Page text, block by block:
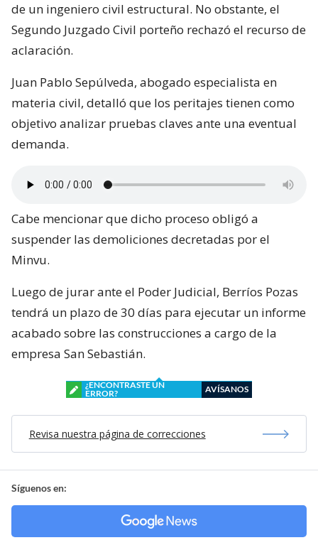
de un ingeniero civil estructural. No obstante, el
Segundo Juzgado Civil porteño rechazó el recurso de
aclaración.
Juan Pablo Sepúlveda, abogado especialista en
materia civil, detalló que los peritajes tienen como
objetivo analizar pruebas claves ante una eventual
demanda.
Cabe mencionar que dicho proceso obligó a
suspender las demoliciones decretadas por el
Minvu.
Luego de jurar ante el Poder Judicial, Berríos Pozas
tendrá un plazo de 30 días para ejecutar un informe
acabado sobre las construcciones a cargo de la
empresa San Sebastián.
¿ENCONTRASTE UN
ERROR?
AVÍSANOS
Revisa nuestra página de correcciones
Síguenos en: